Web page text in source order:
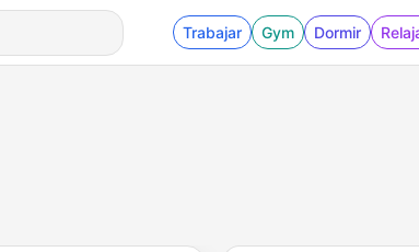
Trabajar Gym Dormir